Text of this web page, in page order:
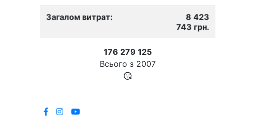
Загалом витрат:
8 423
743 грн.
176 279 125
Всього з 2007